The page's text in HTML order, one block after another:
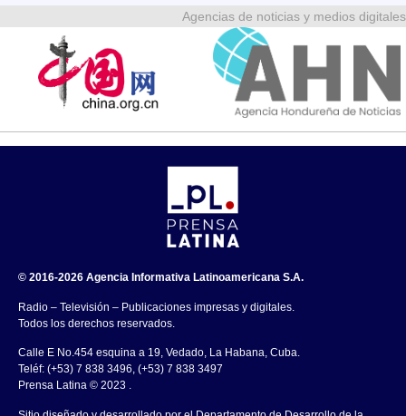
Agencias de noticias y medios digitales
© 2016-2026 Agencia Informativa Latinoamericana S.A.
Radio – Televisión – Publicaciones impresas y digitales.
Todos los derechos reservados.
Calle E No.454 esquina a 19, Vedado, La Habana, Cuba.
Teléf: (+53) 7 838 3496, (+53) 7 838 3497
Prensa Latina © 2023 .